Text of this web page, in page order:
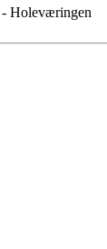
- Holeværingen